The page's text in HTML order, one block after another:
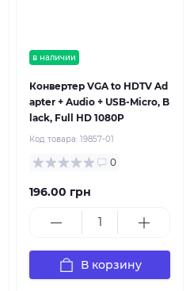
в наличии
Конвертер VGA to HDTV Ad
apter + Audio + USB-Micro, B
lack, Full HD 1080P
Код товара: 19857-01
0
196.00 грн
В корзину